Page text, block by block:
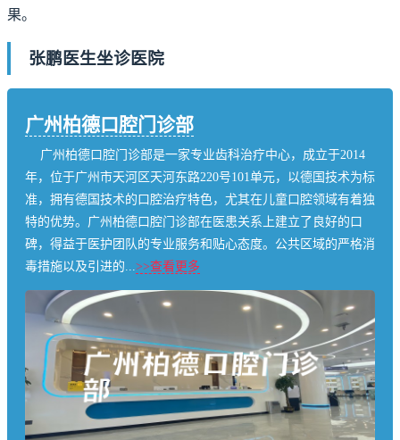
果。
张鹏医生坐诊医院
广州柏德口腔门诊部
广州柏德口腔门诊部是一家专业齿科治疗中心，成立于2014
年，位于广州市天河区天河东路220号101单元，以德国技术为标
准，拥有德国技术的口腔治疗特色，尤其在儿童口腔领域有着独
特的优势。广州柏德口腔门诊部在医患关系上建立了良好的口
碑，得益于医护团队的专业服务和贴心态度。公共区域的严格消
毒措施以及引进的...>>查看更多